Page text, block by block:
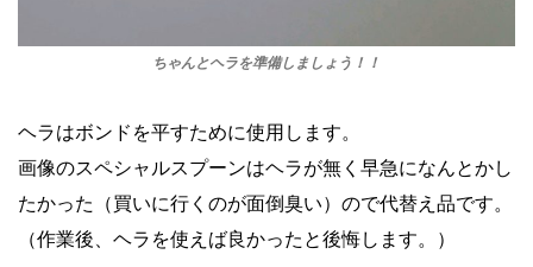
ちゃんとヘラを準備しましょう！！
ヘラはボンドを平すために使用します。
画像のスペシャルスプーンはヘラが無く早急になんとかし
たかった
（買いに行くのが面倒臭い） ので代替え品です。
（作業後、ヘラを使えば良かったと後悔します。）